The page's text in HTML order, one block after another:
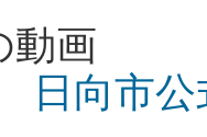
画
日向市公